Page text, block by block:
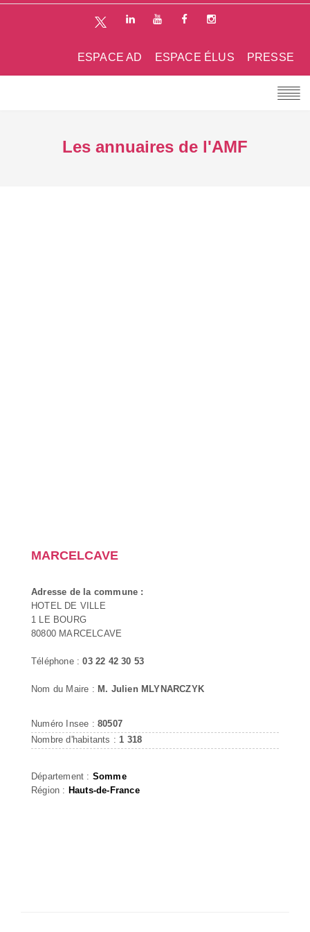
PRESSE
ESPACE ÉLUS
ESPACE AD
Les annuaires de l'AMF
MARCELCAVE
Adresse de la commune :
HOTEL DE VILLE
1 LE BOURG
80800 MARCELCAVE
Téléphone :03 22 42 30 53
Nom du Maire : M. Julien MLYNARCZYK
Numéro Insee : 80507
Nombre d'habitants : 1 318
Département : Somme
Région : Hauts-de-France